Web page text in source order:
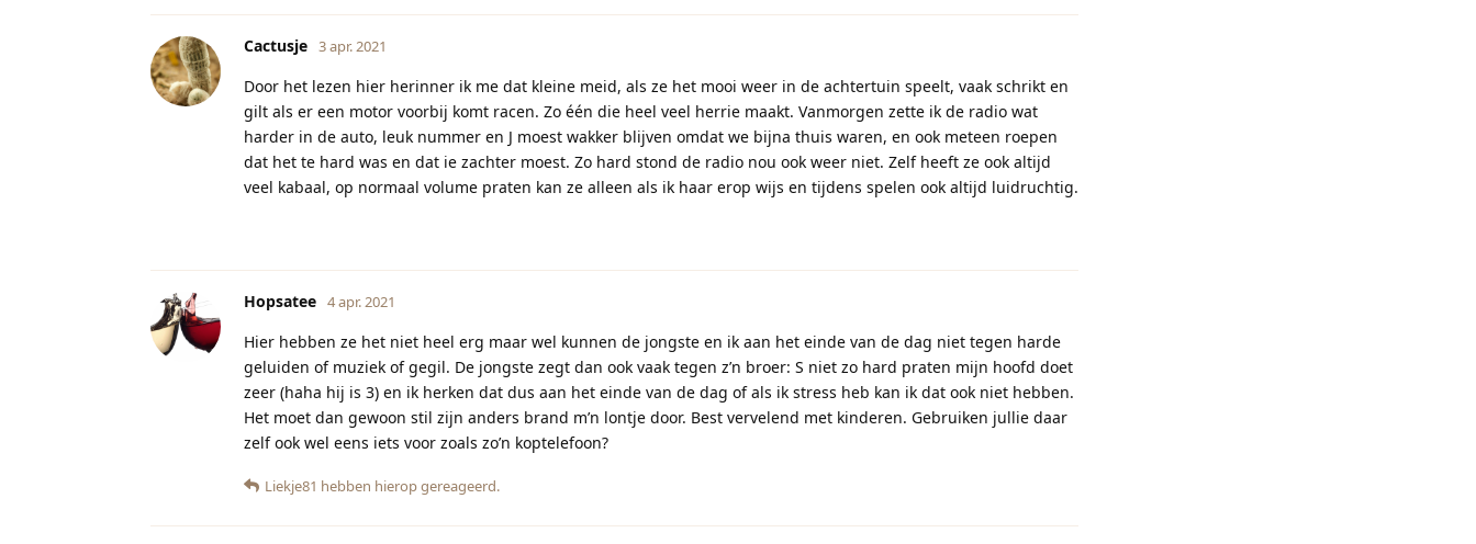
Cactusje 3 apr. 2021
Door het lezen hier herinner ik me dat kleine meid, als ze het mooi weer in de achtertuin speelt, vaak schrikt en
gilt als er een motor voorbij komt racen. Zo één die heel veel herrie maakt. Vanmorgen zette ik de radio wat
harder in de auto, leuk nummer en J moest wakker blijven omdat we bijna thuis waren, en ook meteen roepen
dat het te hard was en dat ie zachter moest. Zo hard stond de radio nou ook weer niet. Zelf heeft ze ook altijd
veel kabaal, op normaal volume praten kan ze alleen als ik haar erop wijs en tijdens spelen ook altijd luidruchtig.
Hopsatee 4 apr. 2021
Hier hebben ze het niet heel erg maar wel kunnen de jongste en ik aan het einde van de dag niet tegen harde
geluiden of muziek of gegil. De jongste zegt dan ook vaak tegen z’n broer: S niet zo hard praten mijn hoofd doet
zeer (haha hij is 3) en ik herken dat dus aan het einde van de dag of als ik stress heb kan ik dat ook niet hebben.
Het moet dan gewoon stil zijn anders brand m’n lontje door. Best vervelend met kinderen. Gebruiken jullie daar
zelf ook wel eens iets voor zoals zo’n koptelefoon?
Liekje81 hebben hierop gereageerd.